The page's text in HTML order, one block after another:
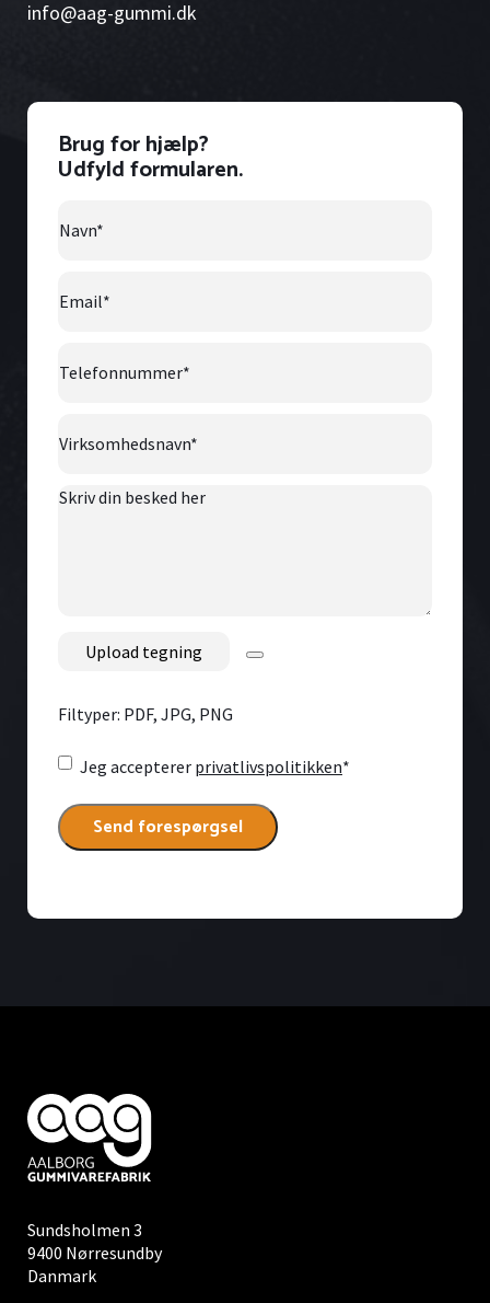
info@aag-gummi.dk
Brug for hjælp?
Udfyld formularen.
Skriv
Filtyper: PDF, JPG, PNG
Consent*
Jeg accepterer privatlivspolitikken*
Sundsholmen 3
9400 Nørresundby
Danmark